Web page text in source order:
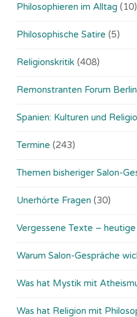
Philosophieren im Alltag (10)
Philosophische Satire (5)
Religionskritik (408)
Remonstranten Forum Berlin
Spanien: Kulturen und
Termine (243)
Themen bisheriger Salon-
Unerhörte Fragen (30)
Vergessene Texte –
Warum Salon-Gespräche
Was hat Mystik mit
Was hat Religion mit